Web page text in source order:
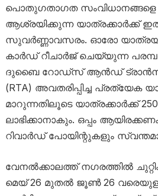
പൊതുഗതാഗത സംവിധാനങ്ങളെ
ആശ്രയിക്കുന്ന യാത്രക്കാർക്ക്
സുവർണ്ണാവസരം. ഓരോ
കാർഡ് റീചാർജ് ചെയ്യുന്ന
ദുബൈ റോഡ്‌സ് ആൻഡ്
(RTA) അവതരിപ്പിച്ച പ്രത്യേക
മാറുന്നതിലൂടെ യാത്രക്കാർക്ക്
ലാഭിക്കാനാകും. ഒപ്പം
റിവാർഡ് പോയിന്റുകളും
വേനൽക്കാലത്ത് നഗരത്തിൽ
മെയ് 26 മുതൽ ജൂൺ 26